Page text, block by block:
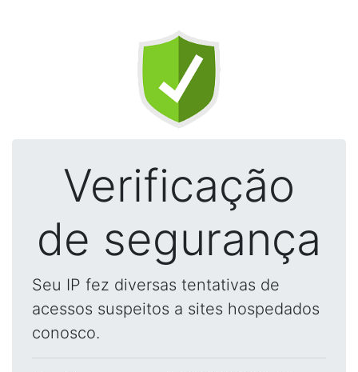
Verificação
de segurança
Seu IP fez diversas tentativas de
acessos suspeitos a sites hospedados
conosco.